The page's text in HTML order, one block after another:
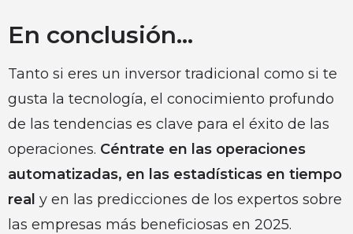
En conclusión…
Tanto si eres un inversor tradicional como si te
gusta la tecnología, el conocimiento profundo
de las tendencias es clave para el éxito de las
operaciones. Céntrate en las operaciones
automatizadas, en las estadísticas en tiempo
real y en las predicciones de los expertos sobre
las empresas más beneficiosas en 2025.